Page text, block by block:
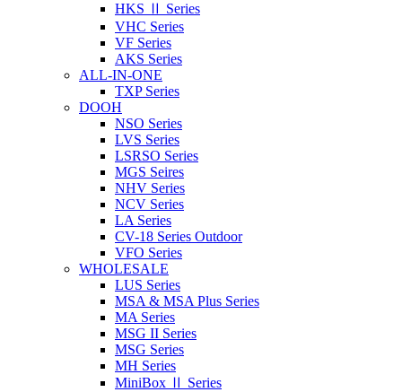
HKS Ⅱ Series
VHC Series
VF Series
AKS Series
ALL-IN-ONE
TXP Series
DOOH
NSO Series
LVS Series
LSRSO Series
MGS Seires
NHV Series
NCV Series
LA Series
CV-18 Series Outdoor
VFO Series
WHOLESALE
LUS Series
MSA & MSA Plus Series
MA Series
MSG II Series
MSG Series
MH Series
MiniBox Ⅱ Series